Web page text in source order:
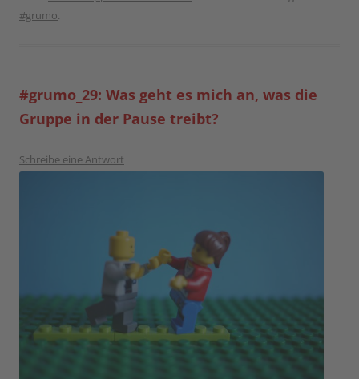
#grumo.
#grumo_29: Was geht es mich an, was die
Gruppe in der Pause treibt?
Schreibe eine Antwort